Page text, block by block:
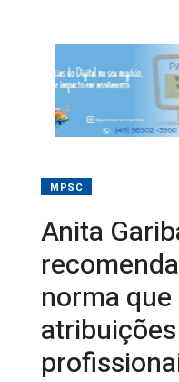
Anita
norma
escolar